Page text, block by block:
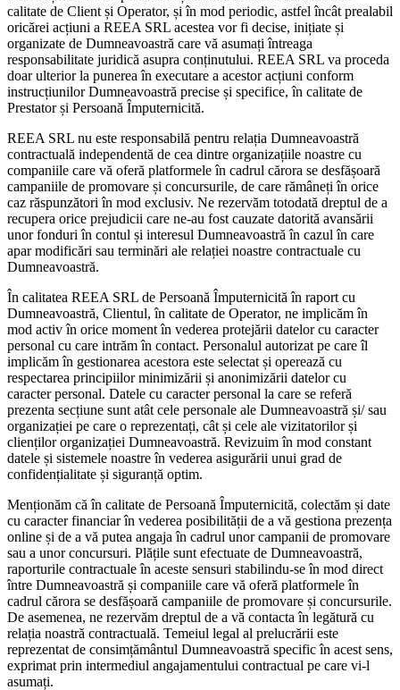
calitate de Client și Operator, și în mod periodic, astfel încât prealabil
oricărei acțiuni a REEA SRL acestea vor fi decise, inițiate și
organizate de Dumneavoastră care vă asumați întreaga
responsabilitate juridică asupra conținutului. REEA SRL va proceda
doar ulterior la punerea în executare a acestor acțiuni conform
instrucțiunilor Dumneavoastră precise și specifice, în calitate de
Prestator și Persoană Împuternicită.
REEA SRL nu este responsabilă pentru relația Dumneavoastră
contractuală independentă de cea dintre organizațiile noastre cu
companiile care vă oferă platformele în cadrul cărora se desfășoară
campaniile de promovare și concursurile, de care rămâneți în orice
caz răspunzători în mod exclusiv. Ne rezervăm totodată dreptul de a
recupera orice prejudicii care ne-au fost cauzate datorită avansării
unor fonduri în contul și interesul Dumneavoastră în cazul în care
apar modificări sau terminări ale relației noastre contractuale cu
Dumneavoastră.
În calitatea REEA SRL de Persoană Împuternicită în raport cu
Dumneavoastră, Clientul, în calitate de Operator, ne implicăm în
mod activ în orice moment în vederea protejării datelor cu caracter
personal cu care intrăm în contact. Personalul autorizat pe care îl
implicăm în gestionarea acestora este selectat și operează cu
respectarea principiilor minimizării și anonimizării datelor cu
caracter personal. Datele cu caracter personal la care se referă
prezenta secțiune sunt atât cele personale ale Dumneavoastră și/ sau
organizației pe care o reprezentați, cât și cele ale vizitatorilor și
clienților organizației Dumneavoastră. Revizuim în mod constant
datele și sistemele noastre în vederea asigurării unui grad de
confidențialitate și siguranță optim.
Menționăm că în calitate de Persoană Împuternicită, colectăm și date
cu caracter financiar în vederea posibilității de a vă gestiona prezența
online și de a vă putea angaja în cadrul unor campanii de promovare
sau a unor concursuri. Plățile sunt efectuate de Dumneavoastră,
raporturile contractuale în aceste sensuri stabilindu-se în mod direct
între Dumneavoastră și companiile care vă oferă platformele în
cadrul cărora se desfășoară campaniile de promovare și concursurile.
De asemenea, ne rezervăm dreptul de a vă contacta în legătură cu
relația noastră contractuală. Temeiul legal al prelucrării este
reprezentat de consimțământul Dumneavoastră specific în acest sens,
exprimat prin intermediul angajamentului contractual pe care vi-l
asumați.